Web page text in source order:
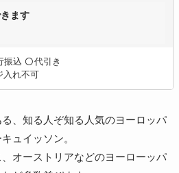
ます
振込 〇代引き
入れ不可
、知る人ぞ知る人気のヨーロッパ
ュイッソン。
オーストリアなどのヨーローッパ